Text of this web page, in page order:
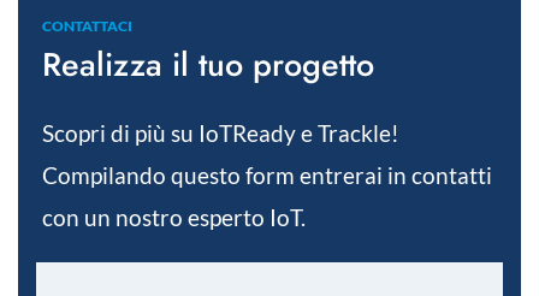
CONTATTACI
Realizza il tuo progetto
Scopri di più su IoTReady e Trackle!
Compilando questo form entrerai in contatti
con un nostro esperto IoT.